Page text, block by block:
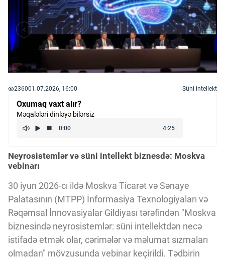
Texnoloji İnkişaf
İnnovasiya və Startaplar
Robot və Cihazlar
Kriptovalyuta
ÇƏRƏZLƏR SİYASƏTİ
İSTIFADƏ ŞƏRTLƏRİ
MƏXFİLİK SİYASƏTİ
236001.07.2026, 16:00 Süni intellekt
Oxumaq vaxt alır?
Məqalələri dinləyə bilərsiz
Neyrosistemlər və süni intellekt biznesdə: Moskva
vebinarı
30 iyun 2026-cı ildə Moskva Ticarət və Sənaye
Palatasının (MTPP) İnformasiya Texnologiyaları və
Rəqəmsal İnnovasiyalar Gildiyası tərəfindən "Moskva
biznesində neyrosistemlər: süni intellektdən necə
istifadə etmək olar, cərimələr və məlumat sızmaları
olmadan" mövzusunda vebinar keçirildi. Tədbirin